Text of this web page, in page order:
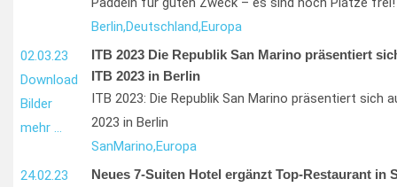
Berlin,Deutschland,Europa
02.03.23
Download
Bilder
mehr …
ITB 2023 Die Republik San Marino präsentiert
ITB 2023 in Berlin
ITB 2023: Die Republik San Marino präsentiert sich
2023 in Berlin
SanMarino,Europa
24.02.23
Neues 7-Suiten Hotel ergänzt Top-Restaurant in